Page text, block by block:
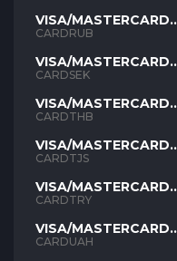
VISA/MASTERCARD
RUB
CARDRUB
VISA/MASTERCARD
SEK
CARDSEK
VISA/MASTERCARD
THB
CARDTHB
VISA/MASTERCARD
TJS
CARDTJS
VISA/MASTERCARD
TYR
CARDTRY
VISA/MASTERCARD
UAH
CARDUAH